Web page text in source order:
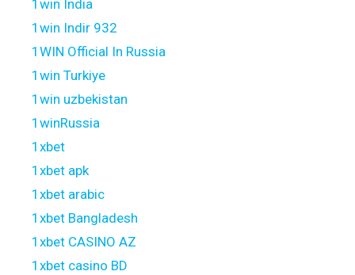
1win India
1win Indir 932
1WIN Official In Russia
1win Turkiye
1win uzbekistan
1winRussia
1xbet
1xbet apk
1xbet arabic
1xbet Bangladesh
1xbet CASINO AZ
1xbet casino BD